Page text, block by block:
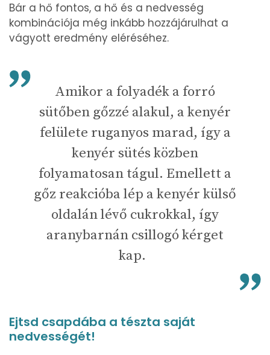
Bár a hő fontos, a hő és a nedvesség
kombinációja még inkább hozzájárulhat a
vágyott eredmény eléréséhez.
Amikor a folyadék a forró
sütőben gőzzé alakul, a kenyér
felülete ruganyos marad, így a
kenyér sütés közben
folyamatosan tágul. Emellett a
gőz reakcióba lép a kenyér külső
oldalán lévő cukrokkal, így
aranybarnán csillogó kérget
kap.
Ejtsd csapdába a tészta saját
nedvességét!